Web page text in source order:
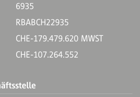
6935
RBABCH22935
CHE-179.479.620 MWST
CHE-107.264.552